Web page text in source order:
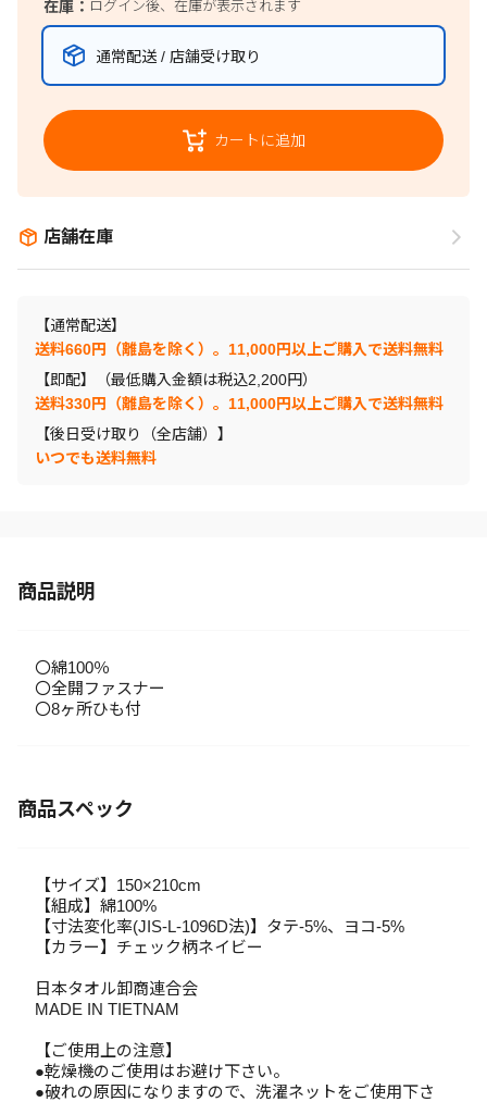
在庫： ログイン後、在庫が表示されます
通常配送 / 店舗受け取り
カートに追加
店舗在庫
【通常配送】
送料660円（離島を除く）。11,000円以上ご購入で送料無料
【即配】（最低購入金額は税込2,200円）
送料330円（離島を除く）。11,000円以上ご購入で送料無料
【後日受け取り（全店舗）】
いつでも送料無料
商品説明
〇綿100％
〇全開ファスナー
〇8ヶ所ひも付
商品スペック
【サイズ】150×210cm
【組成】綿100%
【寸法変化率(JIS-L-1096D法)】タテ-5%、ヨコ-5%
【カラー】チェック柄ネイビー
日本タオル卸商連合会
MADE IN TIETNAM
【ご使用上の注意】
●乾燥機のご使用はお避け下さい。
●破れの原因になりますので、洗濯ネットをご使用下さ